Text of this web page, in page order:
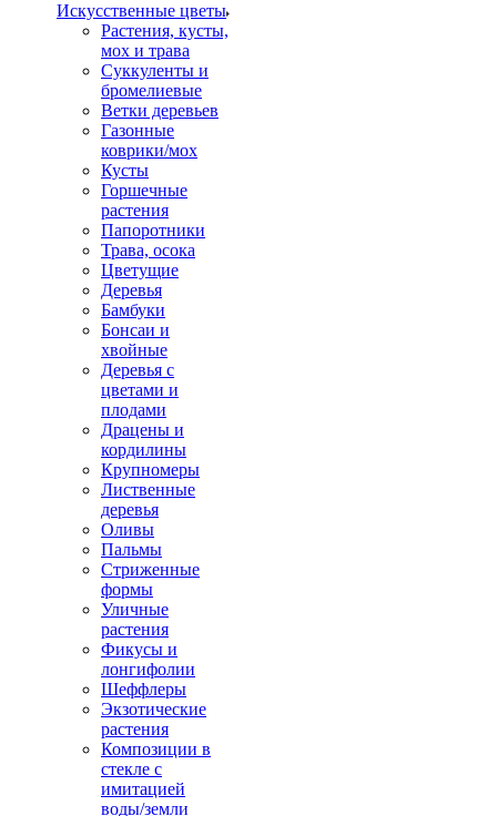
Искусственные цветы
Растения, кусты,
мох и трава
Суккуленты и
бромелиевые
Ветки деревьев
Газонные
коврики/мох
Кусты
Горшечные
растения
Папоротники
Трава, осока
Цветущие
Деревья
Бамбуки
Бонсаи и
хвойные
Деревья с
цветами и
плодами
Драцены и
кордилины
Крупномеры
Лиственные
деревья
Оливы
Пальмы
Стриженные
формы
Уличные
растения
Фикусы и
лонгифолии
Шеффлеры
Экзотические
растения
Композиции в
стекле с
имитацией
воды/земли